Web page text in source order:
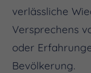
verlässliche
Versprechens
oder
Bevölkerung.